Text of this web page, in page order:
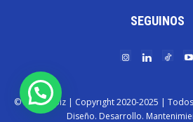
SEGUINOS
© Pharmabiz | Copyrıght 2020-2025 |
Diseño. Desarrollo.